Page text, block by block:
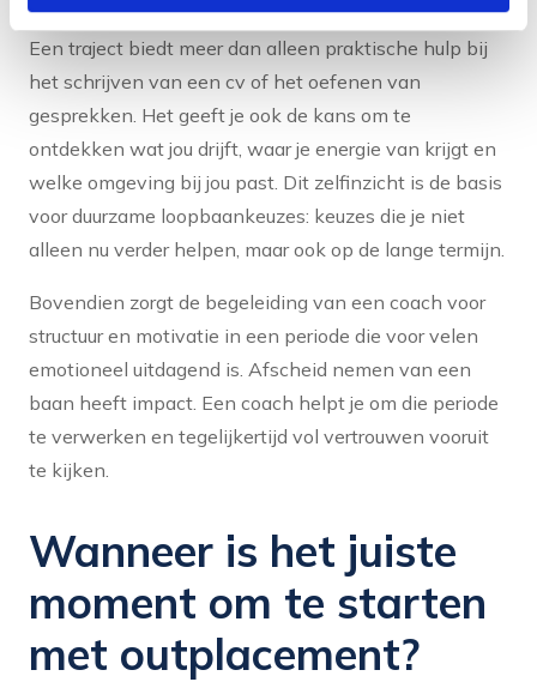
Een traject biedt meer dan alleen praktische hulp bij
het schrijven van een cv of het oefenen van
gesprekken. Het geeft je ook de kans om te
ontdekken wat jou drijft, waar je energie van krijgt en
welke omgeving bij jou past. Dit zelfinzicht is de basis
voor duurzame loopbaankeuzes: keuzes die je niet
alleen nu verder helpen, maar ook op de lange termijn.
Bovendien zorgt de begeleiding van een coach voor
structuur en motivatie in een periode die voor velen
emotioneel uitdagend is. Afscheid nemen van een
baan heeft impact. Een coach helpt je om die periode
te verwerken en tegelijkertijd vol vertrouwen vooruit
te kijken.
Wanneer is het juiste
moment om te starten
met outplacement?